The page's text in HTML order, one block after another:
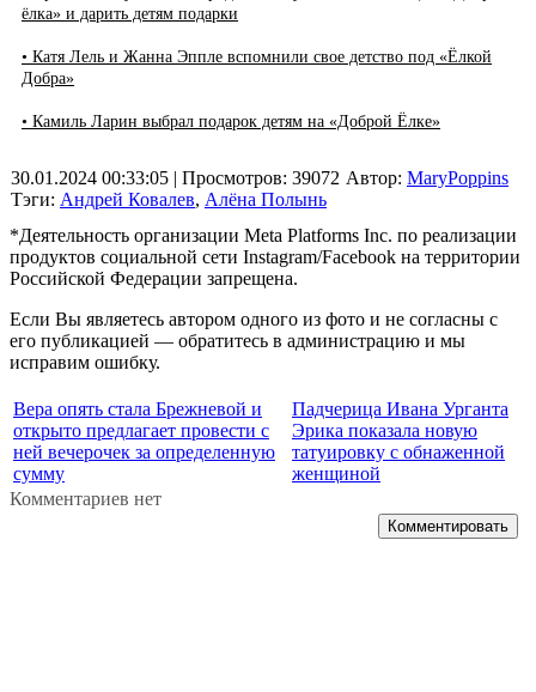
ёлка» и дарить детям подарки
• Катя Лель и Жанна Эппле вспомнили свое детство под «Ёлкой
Добра»
• Камиль Ларин выбрал подарок детям на «Доброй Ёлке»
30.01.2024 00:33:05 | Просмотров: 39072
Тэги: Андрей Ковалев, Алёна Полынь
Автор: MaryPoppins
*Деятельность организации Meta Platforms Inc. по реализации
продуктов социальной сети Instagram/Facebook на территории
Российской Федерации запрещена.
Если Вы являетесь автором одного из фото и не согласны с
его публикацией — обратитесь в администрацию и мы
исправим ошибку.
Вера опять стала Брежневой и
открыто предлагает провести с
ней вечерочек за определенную
сумму
Падчерица Ивана Урганта
Эрика показала новую
татуировку с обнаженной
женщиной
Комментариев нет
Комментировать